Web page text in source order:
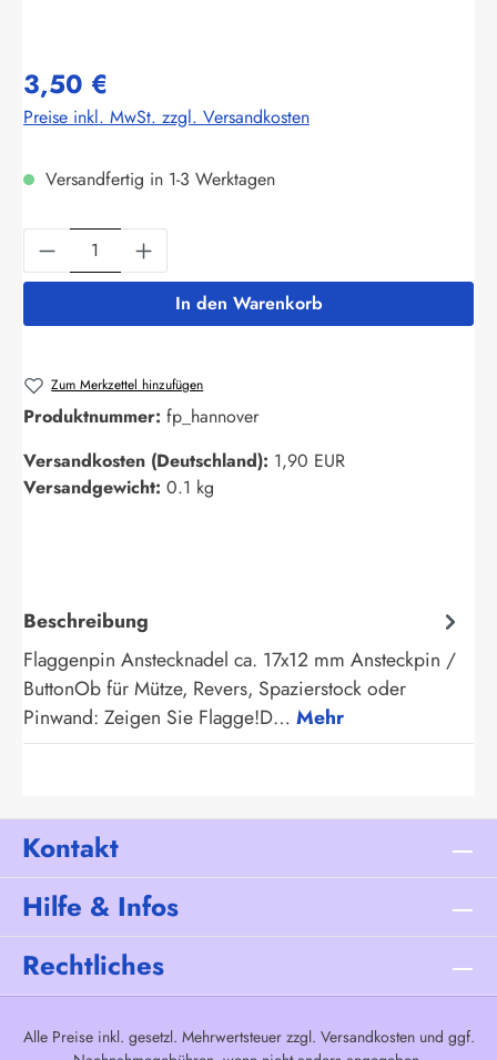
3,50 €
Preise inkl. MwSt. zzgl. Versandkosten
Versandfertig in 1-3 Werktagen
Produkt Anzahl: Gib den gewünschten
In den Warenkorb
Zum Merkzettel hinzufügen
Produktnummer: fp_hannover
Versandkosten (Deutschland): 1,90 EUR
Versandgewicht: 0.1 kg
Beschreibung
Flaggenpin Anstecknadel ca. 17x12 mm Ansteckpin /
ButtonOb für Mütze, Revers, Spazierstock oder
Pinwand: Zeigen Sie Flagge!D… Mehr
Kontakt
Hilfe & Infos
Rechtliches
Alle Preise inkl. gesetzl. Mehrwertsteuer zzgl. Versandkostenund ggf.